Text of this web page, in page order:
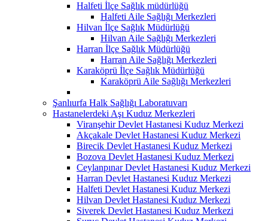
Halfeti İlçe Sağlık müdürlüğü
Halfeti Aile Sağlığı Merkezleri
Hilvan İlçe Sağlık Müdürlüğü
Hilvan Aile Sağlığı Merkezleri
Harran İlçe Sağlık Müdürlüğü
Harran Aile Sağlığı Merkezleri
Karaköprü İlçe Sağlık Müdürlüğü
Karaköprü Aile Sağlığı Merkezleri
Şanlıurfa Halk Sağlığı Laboratuvarı
Hastanelerdeki Aşı Kuduz Merkezleri
Viranşehir Devlet Hastanesi Kuduz Merkezi
Akçakale Devlet Hastanesi Kuduz Merkezi
Birecik Devlet Hastanesi Kuduz Merkezi
Bozova Devlet Hastanesi Kuduz Merkezi
Ceylanpınar Devlet Hastanesi Kuduz Merkezi
Harran Devlet Hastanesi Kuduz Merkezi
Halfeti Devlet Hastanesi Kuduz Merkezi
Hilvan Devlet Hastanesi Kuduz Merkezi
Siverek Devlet Hastanesi Kuduz Merkezi